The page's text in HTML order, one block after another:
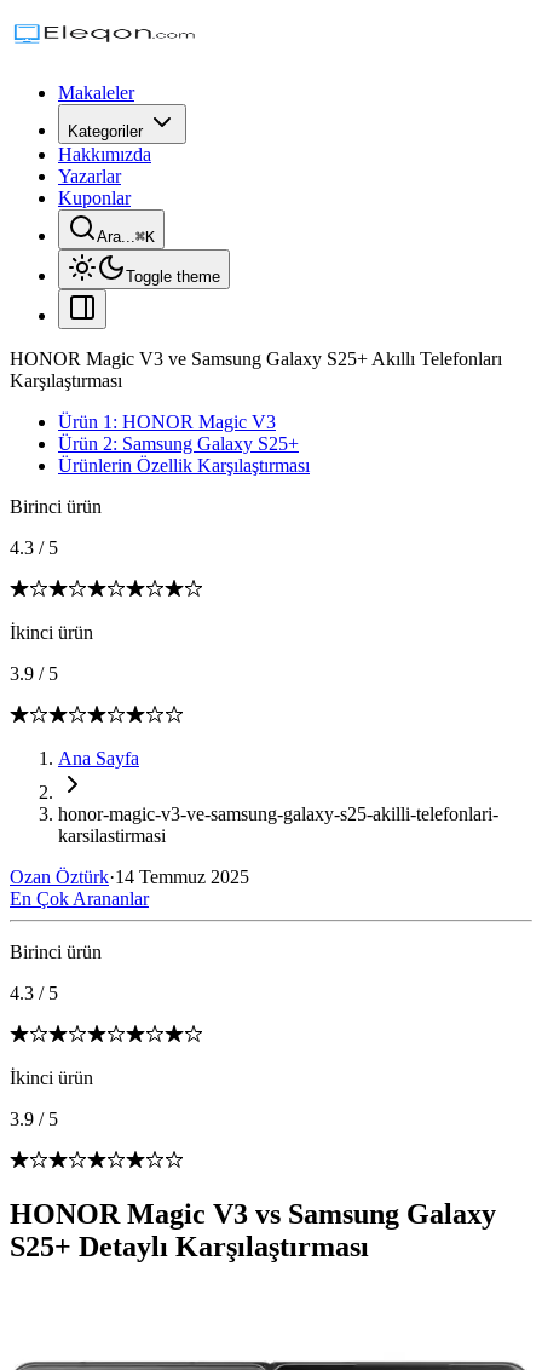
Makaleler
Kategoriler
Hakkımızda
Yazarlar
Kuponlar
Ara...⌘K
Toggle theme
HONOR Magic V3 ve Samsung Galaxy S25+ Akıllı Telefonları
Karşılaştırması
Ürün 1: HONOR Magic V3
Ürün 2: Samsung Galaxy S25+
Ürünlerin Özellik Karşılaştırması
Birinci ürün
4.3 / 5
İkinci ürün
3.9 / 5
Ana Sayfa
honor-magic-v3-ve-samsung-galaxy-s25-akilli-telefonlari-
karsilastirmasi
Ozan Öztürk·14 Temmuz 2025
En Çok Arananlar
Birinci ürün
4.3 / 5
İkinci ürün
3.9 / 5
HONOR Magic V3 vs Samsung Galaxy
S25+ Detaylı Karşılaştırması